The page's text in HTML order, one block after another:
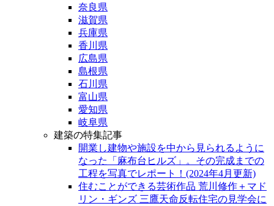
奈良県
滋賀県
兵庫県
香川県
広島県
島根県
石川県
富山県
愛知県
岐阜県
建築の特集記事
開業し建物や施設を中から見られるように
なった「麻布台ヒルズ」。その完成までの
工程を写真でレポート！(2024年4月更新)
住むことができる芸術作品 荒川修作＋マド
リン・ギンズ 三鷹天命反転住宅の見学会に